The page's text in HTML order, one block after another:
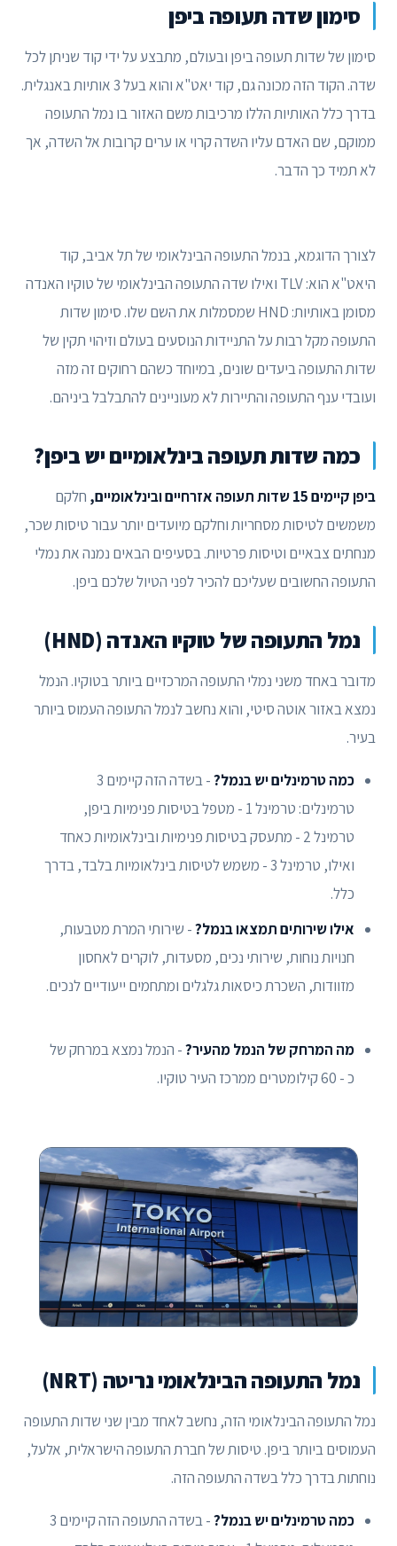
סימון שדה תעופה ביפן
סימון של שדות תעופה ביפן ובעולם, מתבצע על ידי קוד שניתן לכל
שדה. הקוד הזה מכונה גם, קוד יאט"א והוא בעל 3 אותיות באנגלית.
בדרך כלל האותיות הללו מרכיבות משם האזור בו נמל התעופה
ממוקם, שם האדם עליו השדה קרוי או ערים קרובות אל השדה, אך
לא תמיד כך הדבר.
לצורך הדוגמא, בנמל התעופה הבינלאומי של תל אביב, קוד
היאט"א הוא: TLV ואילו שדה התעופה הבינלאומי של טוקיו האנדה
מסומן באותיות: HND שמסמלות את השם שלו. סימון שדות
התעופה מקל רבות על התניידות הנוסעים בעולם וזיהוי תקין של
שדות התעופה ביעדים שונים, במיוחד כשהם רחוקים זה מזה
ועובדי ענף התעופה והתיירות לא מעוניינים להתבלבל ביניהם.
כמה שדות תעופה בינלאומיים יש ביפן?
ביפן קיימים 15 שדות תעופה אזרחיים ובינלאומיים,
חלקם
משמשים לטיסות מסחריות וחלקם מיועדים יותר עבור טיסות שכר,
מנחתים צבאיים וטיסות פרטיות. בסעיפים הבאים נמנה את נמלי
התעופה החשובים שעליכם להכיר לפני הטיול שלכם ביפן.
נמל התעופה של טוקיו האנדה (HND)
מדובר באחד משני נמלי התעופה המרכזיים ביותר בטוקיו. הנמל
נמצא באזור אוטה סיטי, והוא נחשב לנמל התעופה העמוס ביותר
בעיר.
כמה טרמינלים יש בנמל?
- בשדה הזה קיימים 3
טרמינלים: טרמינל 1 - מטפל בטיסות פנימיות ביפן,
טרמינל 2 - מתעסק בטיסות פנימיות ובינלאומיות כאחד
ואילו, טרמינל 3 - משמש לטיסות בינלאומיות בלבד, בדרך
כלל.
אילו שירותים תמצאו בנמל?- שירותי המרת מטבעות,
חנויות נוחות, שירותי נכים, מסעדות, לוקרים לאחסון
מזוודות, השכרת כיסאות גלגלים ומתחמים ייעודיים לנכים.
מה המרחק של הנמל מהעיר?- הנמל נמצא במרחק של
כ - 60 קילומטרים ממרכז העיר טוקיו.
נמל התעופה הבינלאומי נריטה (NRT)
נמל התעופה הבינלאומי הזה, נחשב לאחד מבין שני שדות התעופה
העמוסים ביותר ביפן. טיסות של חברת התעופה הישראלית, אלעל,
נוחתות בדרך כלל בשדה התעופה הזה.
כמה טרמינלים יש בנמל?
- בשדה התעופה הזה קיימים 3